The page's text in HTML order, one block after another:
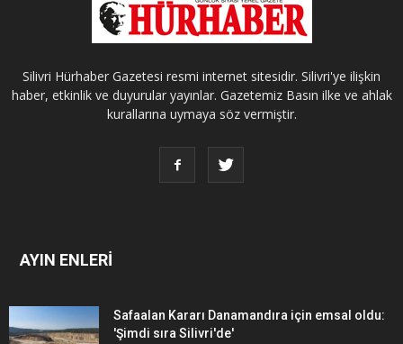
Silivri Hürhaber Gazetesi resmi internet sitesidir. Silivri'ye ilişkin
haber, etkinlik ve duyurular yayınlar. Gazetemiz Basın ilke ve ahlak
kurallarına uymaya söz vermiştir.
AYIN ENLERİ
Safaalan Kararı Danamandıra için emsal oldu:
'Şimdi sıra Silivri'de'